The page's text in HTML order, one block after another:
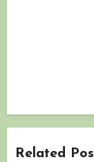
Related